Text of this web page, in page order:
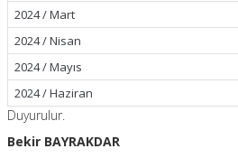
2024 / Mart
2024 / Nisan
2024 / Mayıs
2024 / Haziran
Duyurulur.
Bekir BAYRAKDAR